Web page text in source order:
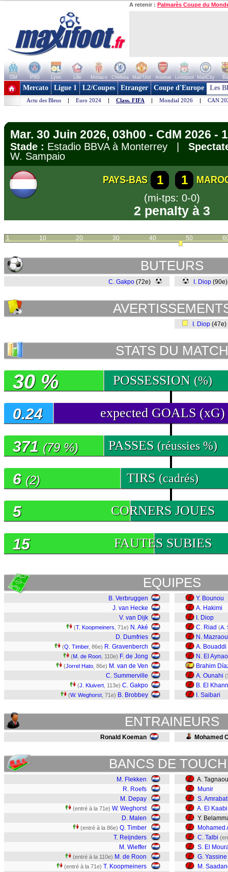
A retenir : Palmarès Coupe du
OM PSG Lyon Lille Monaco Chelsea Man Utd Arsenal Liverpool ManCity
+ de clubs
Mercato Ligue 1 L2/Coupes Etranger Coupe d'Europe Les
Actu des Bleus | Euro 2024 | Class. FIFA | Mondial 2026 | CAN
Mar. 30 Juin 2026, 03h00 - CdM 2026 -
Stade : Estadio BBVA à Monterrey |
W. Sampaio
PAYS-BAS 1 1
(mi-tps: 0-0)
2 penalty à 3
1 10 20 30 40 50
BUTEURS
C. Gakpo (72e) I. Diop
I. Diop
STATS DU MATCH
POSSESSION (%)
30 %
expected GOALS (xG)
0.24
PASSES (réussies %)
371 (79 %)
TIRS (cadrés)
6 (2)
CORNERS JOUES
5
FAUTES SUBIES
15
EQUIPES
B. Verbruggen
J. van Hecke
V. van Dijk
(T. Koopmeiners , 71e) N. Aké
D. Dumfries
(Q. Timber, 86e) R. Gravenberch
(M. de Roon , 110e) F. de Jong
(Jorrel Hato , 86e) M. van de Ven
C. Summerville
(J. Kluivert , 113e) C. Gakpo
(W. Weghorst , 71e) B. Brobbey
Y. Bounou
A. Hakimi
I. Diop
C. Riad (A.
N.
A. Bouaddi
N. El
Brahim
A. Ounahi
B. El
I. Saibari
ENTRAINEURS
Ronald Koeman Mohamed
BANCS DE
M. Flekken
R. Roefs
M. Depay
(entré à la 71e) W. Weghorst
D. Malen
(entré à la 86e) Q. Timber
T. Reijnders
M. Wieffer
(entré à la 110e) M. de Roon
(entré à la 71e) T. Koopmeiners
A.
Munir
S. Amrabat
A. El Kaabi
Y.
Mohamed
C. Talbi
S. El
G. Yassine
M.